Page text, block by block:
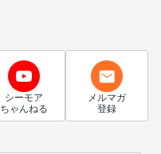
シーモア
ちゃんねる
メルマガ
登録